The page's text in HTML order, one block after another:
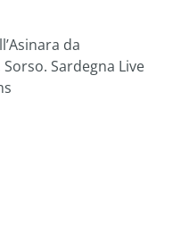
da
Sorso. Sardegna Live